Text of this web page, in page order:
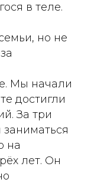
в теле.
но не
Мы начали
достигли
За три
на
лет. Он